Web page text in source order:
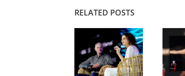
RELATED POSTS